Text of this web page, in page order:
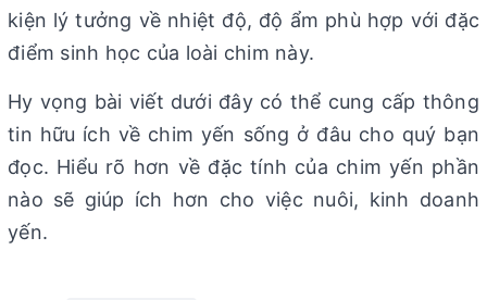
kiện lý tưởng về nhiệt độ, độ ẩm phù hợp với đặc
điểm sinh học của loài chim này.
Hy vọng bài viết dưới đây có thể cung cấp thông
tin hữu ích về chim yến sống ở đâu cho quý bạn
đọc. Hiểu rõ hơn về đặc tính của chim yến phần
nào sẽ giúp ích hơn cho việc nuôi, kinh doanh
yến.